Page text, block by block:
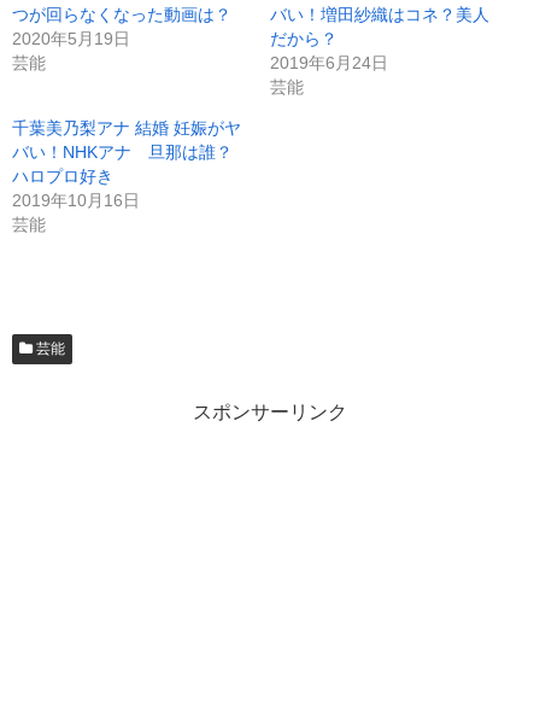
つが回らなくなった動画は？
2020年5月19日
芸能
バい！増田紗織はコネ？美人
だから？
2019年6月24日
芸能
千葉美乃梨アナ 結婚 妊娠がヤ
バい！NHKアナ 旦那は誰？
ハロプロ好き
2019年10月16日
芸能
芸能
スポンサーリンク